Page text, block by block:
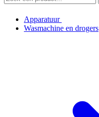
Apparatuur
Wasmachine en drogers